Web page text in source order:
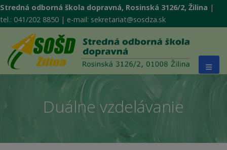
Stredná odborná škola dopravná, Rosinská 3126/2, Žilina |
tel.: 041/202 8850 | e-mail: sekretariat@sosdza.sk
Duálne vzdelávanie